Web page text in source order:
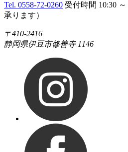
Tel. 0558-72-0260 受付時間 10:30
承ります）
〒410-2416
静岡県伊豆市修善寺 1146